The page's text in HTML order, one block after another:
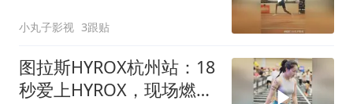
小丸子影视 3跟贴
图拉斯HYROX杭州站：18
秒爱上HYROX，现场燃爆